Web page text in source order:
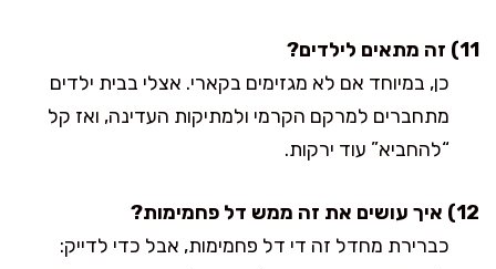
11) זה מתאים לילדים?
כן, במיוחד אם לא מגזימים בקארי. אצלי בבית ילדים
מתחברים למרקם הקרמי ולמתיקות העדינה, ואז קל
“להחביא” עוד ירקות.
12) איך עושים את זה ממש דל פחמימות?
כברירת מחדל זה די דל פחמימות, אבל כדי לדייק: